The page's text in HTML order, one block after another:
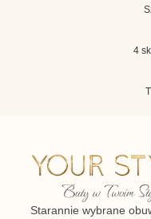
4
Starannie wybrane